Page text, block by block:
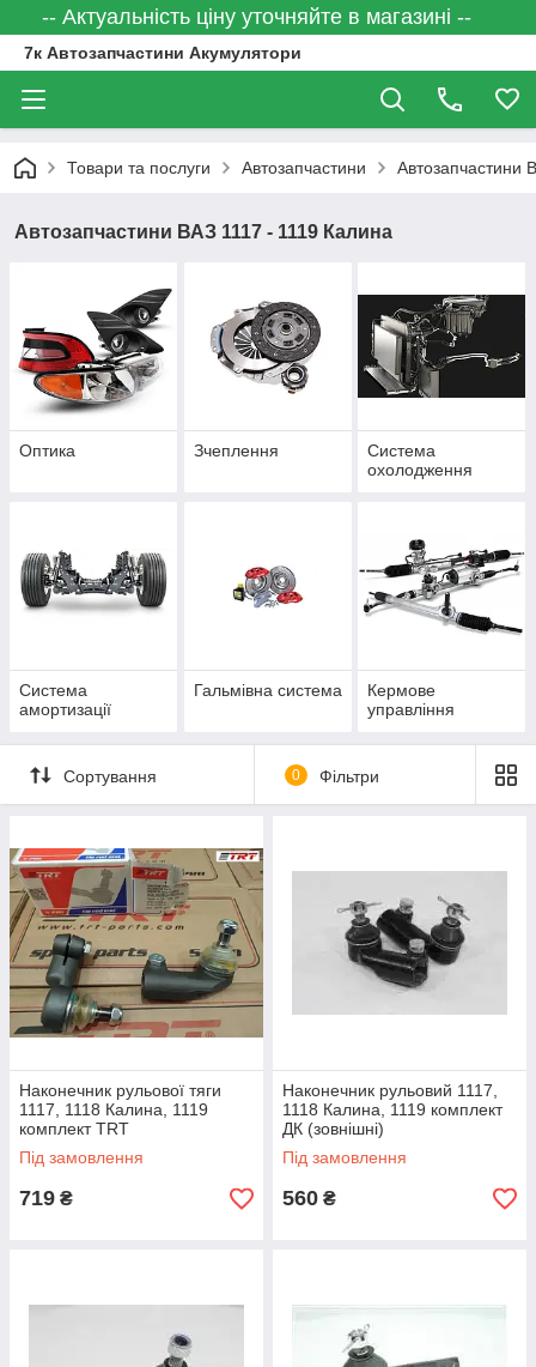
-- Актуальність ціну уточняйте в магазині --
7к Автозапчастини Акумулятори
Товари та послуги Автозапчастини Автозапчастини
Автозапчастини ВАЗ 1117 - 1119 Калина
Оптика Зчеплення
Система
охолодження
Система
амортизації
Гальмівна система
Кермове
управління
Сортування 0 Фільтри
Наконечник рульової тяги
1117, 1118 Калина, 1119
комплект TRT
Під замовлення
719 ₴
Наконечник рульовий 1117,
1118 Калина, 1119 комплект
ДК (зовнішні)
Під замовлення
560 ₴